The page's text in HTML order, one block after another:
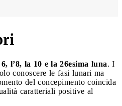
6, l’8, la 10 e la 26esima luna. I
conoscere le fasi lunari ma
del concepimento coincida
caratteriali positive al